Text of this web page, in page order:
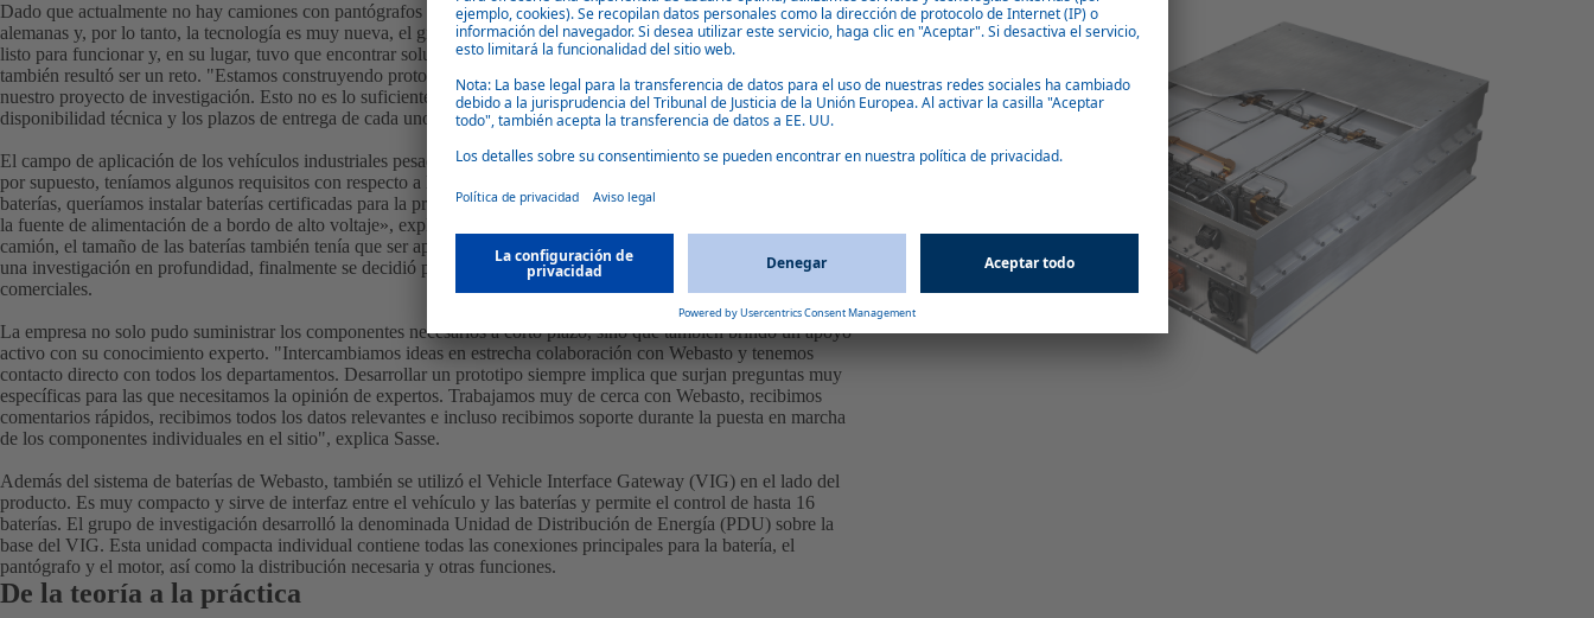
Dado que actualmente no hay camiones con pantógrafos con energía eléctrica pura que operen en las carreteras
alemanas y, por lo tanto, la tecnología es muy nueva, el grupo de investigación no pudo recurrir a un sistema ya
listo para funcionar y, en su lugar, tuvo que encontrar soluciones innovadoras. La entrega de los componentes
también resultó ser un reto. "Estamos construyendo prototipos en cantidades proporcionalmente pequeñas para
nuestro proyecto de investigación. Esto no es lo suficientemente atractivo para muchos proveedores. La
disponibilidad técnica y los plazos de entrega de cada uno de los componentes también tenían que ser adecuados.
El campo de aplicación de los vehículos industriales pesados ya excluye a algunos participantes en el mercado. Y,
por supuesto, teníamos algunos requisitos con respecto a los componentes. Por ejemplo, en lugar de prototipos de
baterías, queríamos instalar baterías certificadas para la producción en serie que fueran compatibles con el resto de
la fuente de alimentación de a bordo de alto voltaje», explica Sasse. Debido a que el espacio es limitado en el
camión, el tamaño de las baterías también tenía que ser apropiado. Después de un intenso escrutinio del mercado y
una investigación en profundidad, finalmente se decidió por la batería estándar de Webasto para vehículos
comerciales.
La empresa no solo pudo suministrar los componentes necesarios a corto plazo, sino que también brindó un apoyo
activo con su conocimiento experto. "Intercambiamos ideas en estrecha colaboración con Webasto y tenemos
contacto directo con todos los departamentos. Desarrollar un prototipo siempre implica que surjan preguntas muy
específicas para las que necesitamos la opinión de expertos. Trabajamos muy de cerca con Webasto, recibimos
comentarios rápidos, recibimos todos los datos relevantes e incluso recibimos soporte durante la puesta en marcha
de los componentes individuales en el sitio", explica Sasse.
Además del sistema de baterías de Webasto, también se utilizó el Vehicle Interface Gateway (VIG) en el lado del
producto. Es muy compacto y sirve de interfaz entre el vehículo y las baterías y permite el control de hasta 16
baterías. El grupo de investigación desarrolló la denominada Unidad de Distribución de Energía (PDU) sobre la
base del VIG. Esta unidad compacta individual contiene todas las conexiones principales para la batería, el
pantógrafo y el motor, así como la distribución necesaria y otras funciones.
De la teoría a la práctica